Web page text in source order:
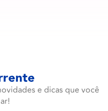
e dicas que você